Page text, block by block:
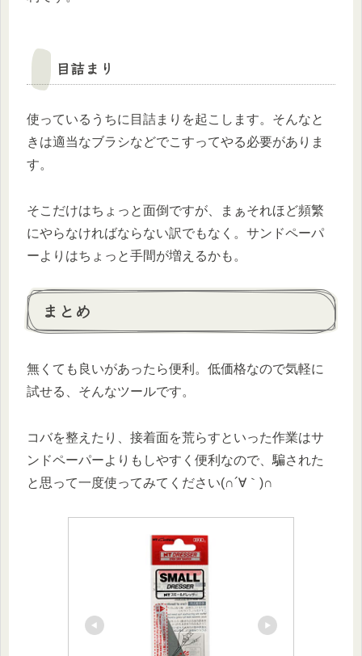
目詰まり
使っているうちに目詰まりを起こします。そんなと
きは適当なブラシなどでこすってやる必要がありま
す。
そこだけはちょっと面倒ですが、まぁそれほど頻繁
にやらなければならない訳でもなく。サンドペーパ
ーよりはちょっと手間が増えるかも。
まとめ
無くても良いがあったら便利。低価格なので気軽に
試せる、そんなツールです。
コバを整えたり、接着面を荒らすといった作業はサ
ンドペーパーよりもしやすく便利なので、騙された
と思って一度使ってみてください(∩´∀｀)∩